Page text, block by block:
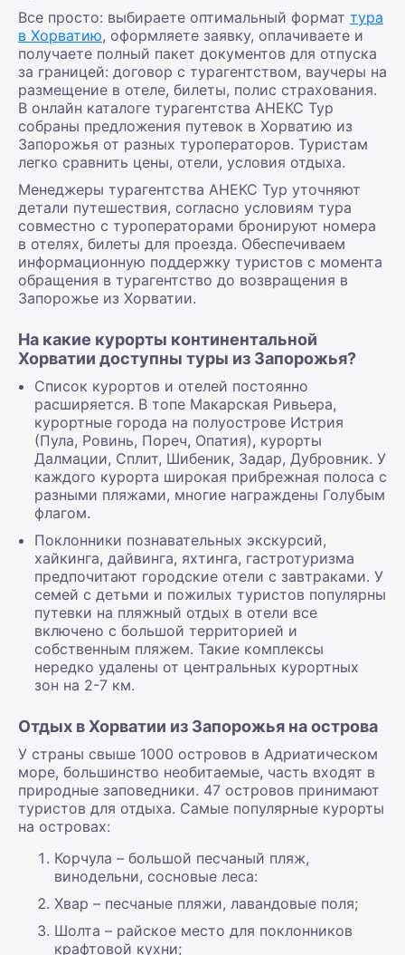
Все просто: выбираете оптимальный формат тура
в Хорватию, оформляете заявку, оплачиваете и
получаете полный пакет документов для отпуска
за границей: договор с турагентством, ваучеры на
размещение в отеле, билеты, полис страхования.
В онлайн каталоге турагентства АНЕКС Тур
собраны предложения путевок в Хорватию из
Запорожья от разных туроператоров. Туристам
легко сравнить цены, отели, условия отдыха.
Менеджеры турагентства АНЕКС Тур уточняют
детали путешествия, согласно условиям тура
совместно с туроператорами бронируют номера
в отелях, билеты для проезда. Обеспечиваем
информационную поддержку туристов с момента
обращения в турагентство до возвращения в
Запорожье из Хорватии.
На какие курорты континентальной
Хорватии доступны туры из Запорожья?
Список курортов и отелей постоянно
расширяется. В топе Макарская Ривьера,
курортные города на полуострове Истрия
(Пула, Ровинь, Пореч, Опатия), курорты
Далмации, Сплит, Шибеник, Задар, Дубровник. У
каждого курорта широкая прибрежная полоса с
разными пляжами, многие награждены Голубым
флагом.
Поклонники познавательных экскурсий,
хайкинга, дайвинга, яхтинга, гастротуризма
предпочитают городские отели с завтраками. У
семей с детьми и пожилых туристов популярны
путевки на пляжный отдых в отели все
включено с большой территорией и
собственным пляжем. Такие комплексы
нередко удалены от центральных курортных
зон на 2-7 км.
Отдых в Хорватии из Запорожья на острова
У страны свыше 1000 островов в Адриатическом
море, большинство необитаемые, часть входят в
природные заповедники. 47 островов принимают
туристов для отдыха. Самые популярные курорты
на островах:
Корчула – большой песчаный пляж,
винодельни, сосновые леса:
Хвар – песчаные пляжи, лавандовые поля;
Шолта – райское место для поклонников
крафтовой кухни;